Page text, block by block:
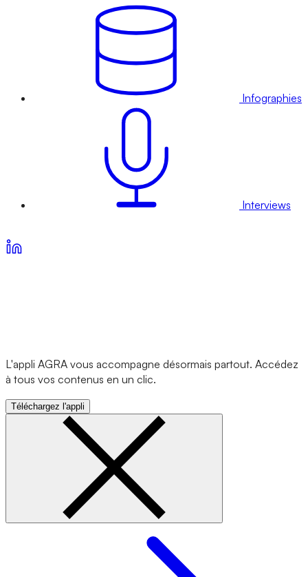
Infographies
Interviews
L'appli AGRA vous accompagne désormais partout. Accédez
à tous vos contenus en un clic.
Téléchargez l'appli